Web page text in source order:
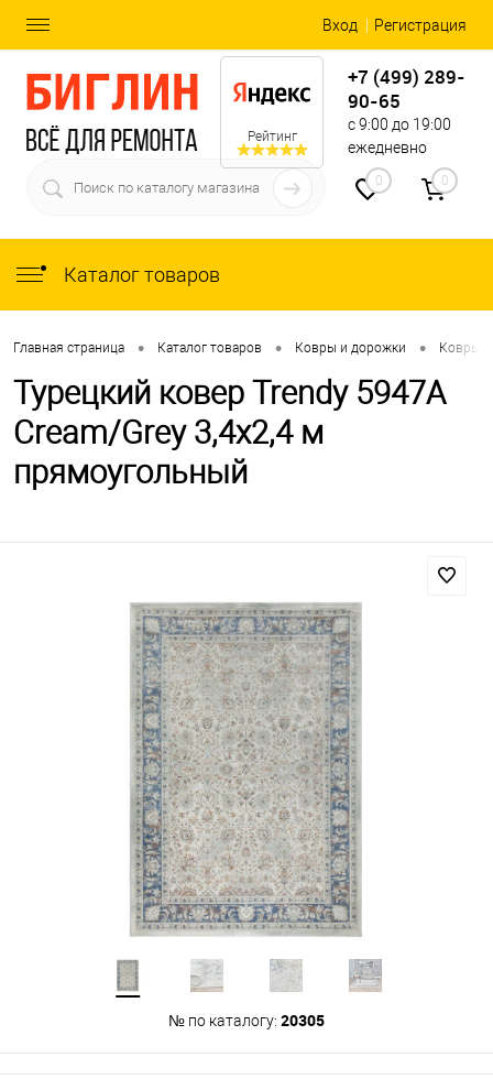
Вход Регистрация
Рейтинг
+7 (499) 289-
90-65
с 9:00 до 19:00
ежедневно
0 0
Каталог товаров
Главная страница • Каталог товаров • Ковры и дорожки • Ковры
Турецкий ковер Trendy 5947A
Cream/Grey 3,4x2,4 м
прямоугольный
№ по каталогу: 20305